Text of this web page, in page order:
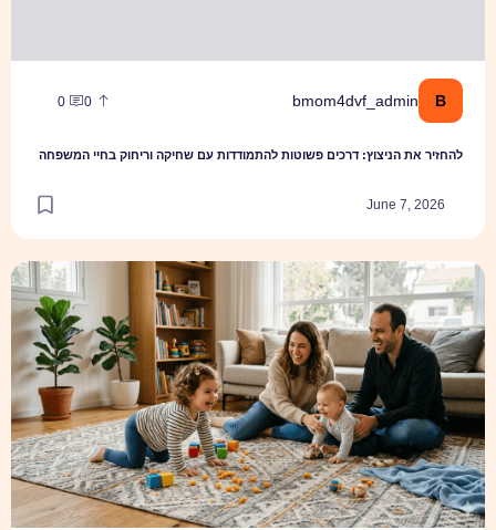
B
bmom4dvf_admin
0
0
להחזיר את הניצוץ: דרכים פשוטות להתמודדות עם שחיקה וריחוק בחיי המשפחה
June 7, 2026
בין חיוכים, זחילות ופירורי במבה: איך בוחרים שטיח ששורד את חיי